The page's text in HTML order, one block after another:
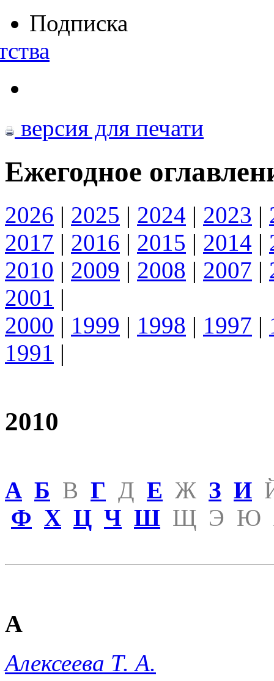
Подписка
версия для печати
Ежегодное
2026 | 2025 | 2024 | 2023 |
2017 | 2016 | 2015 | 2014 |
2010 | 2009 | 2008 | 2007 |
2001 |
2000 | 1999 | 1998 | 1997 |
1991 |
2010
А Б В Г Д Е Ж З И
Ф Х Ц Ч Ш Щ Э Ю
А
Алексеева Т. А.